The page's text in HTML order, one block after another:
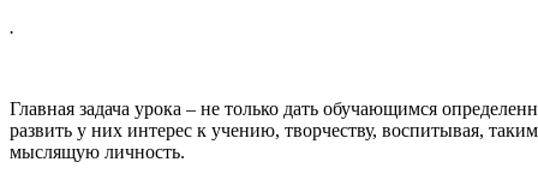
.
Главная задача урока – не только дать обучающимся
развить у них интерес к учению, творчеству, воспитывая,
мыслящую личность.